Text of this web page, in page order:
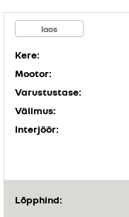
laos
Kere:
Mootor:
Varustustase:
Välimus:
Interjöör:
Lõpphind: